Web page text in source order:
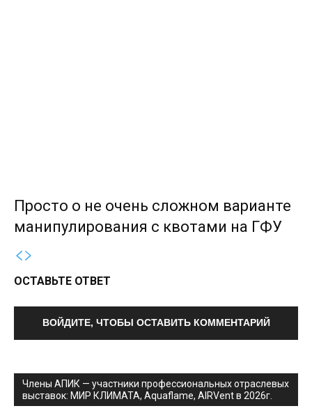
Просто о не очень сложном варианте
манипулирования с квотами на ГФУ
ОСТАВЬТЕ ОТВЕТ
ВОЙДИТЕ, ЧТОБЫ ОСТАВИТЬ КОММЕНТАРИЙ
Члены АПИК — участники профессиональных отраслевых
выставок: МИР КЛИМАТА, Aquaflame, AIRVent в 2026г.